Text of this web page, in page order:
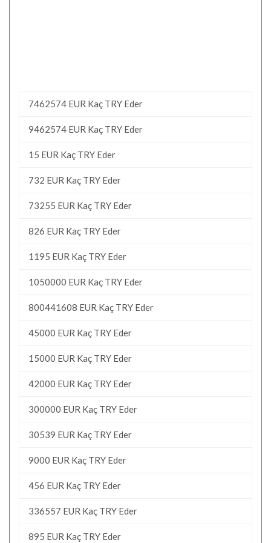
7462574 EUR Kaç TRY Eder
9462574 EUR Kaç TRY Eder
15 EUR Kaç TRY Eder
732 EUR Kaç TRY Eder
73255 EUR Kaç TRY Eder
826 EUR Kaç TRY Eder
1195 EUR Kaç TRY Eder
1050000 EUR Kaç TRY Eder
800441608 EUR Kaç TRY Eder
45000 EUR Kaç TRY Eder
15000 EUR Kaç TRY Eder
42000 EUR Kaç TRY Eder
300000 EUR Kaç TRY Eder
30539 EUR Kaç TRY Eder
9000 EUR Kaç TRY Eder
456 EUR Kaç TRY Eder
336557 EUR Kaç TRY Eder
895 EUR Kaç TRY Eder